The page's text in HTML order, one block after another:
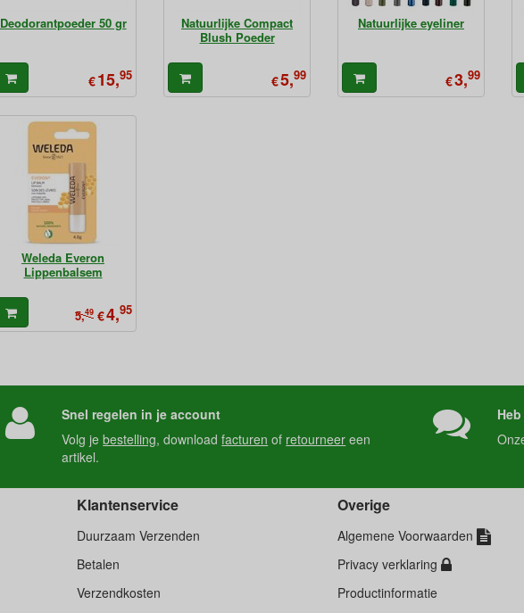
Deodorantpoeder 50 gr
€15,95
Natuurlijke Compact
Blush Poeder
€5,99
Natuurlijke eyeliner
€3,99
Weleda Everon
Lippenbalsem
5,49 €4,95
Snel regelen in je account
Volg jebestelling, downloadfacturen of retourneer een
artikel.
Klantenservice
Duurzaam Verzenden
Betalen
Verzendkosten
Overige
Algemene Voorwaarden
Privacy verklaring
Productinformatie